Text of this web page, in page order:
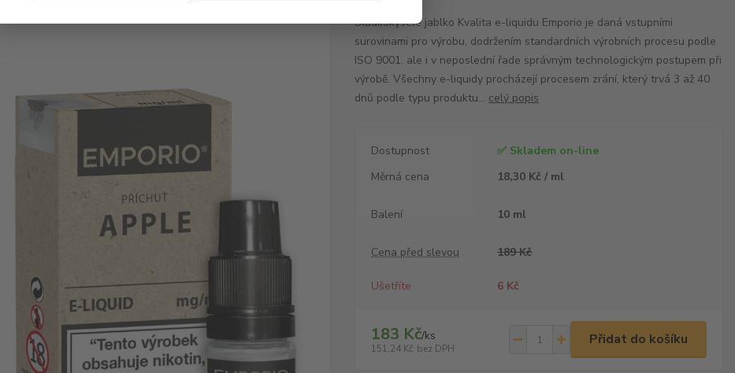
Sladkokyselé jablko Kvalita e-liquidu Emporio je daná vstupními
surovinami pro výrobu, dodržením standardních výrobních procesu podle
ISO 9001, ale i v neposlední řade správným technologickým postupem při
výrobě. Všechny e-liquidy procházejí procesem zrání, který trvá 3 až 40
dnů podle typu produktu... celý popis
Dostupnost
✅ Skladem on-line
Měrná cena
18,30 Kč / ml
Balení 10 ml
Cena před slevou 189 Kč
Ušetříte 6 Kč
183 Kč/ks
151,24 Kč bez DPH
Přidat do košíku